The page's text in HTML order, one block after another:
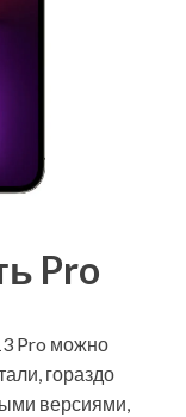
Pro
Pro можно
гораздо
версиями,